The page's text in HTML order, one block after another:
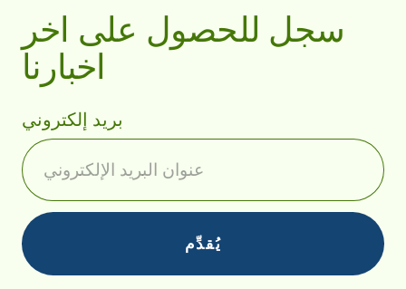
سجل للحصول على اخر
اخبارنا
بريد إلكتروني